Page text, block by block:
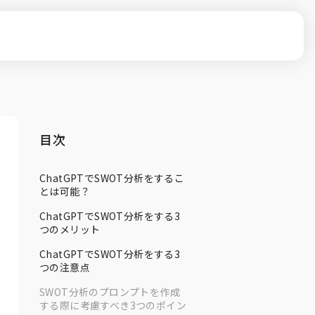
目次
ChatGPTでSWOT分析をするこ
とは可能？
ChatGPTでSWOT分析をする3
つのメリット
ChatGPTでSWOT分析をする3
つの注意点
SWOT分析のプロンプトを作成
する際に考慮すべき3つのポイン